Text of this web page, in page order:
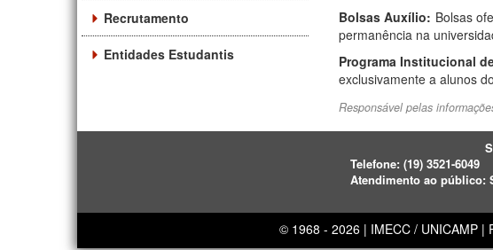
Recrutamento
Entidades Estudantis
Bolsas Auxílio: Bolsas
permanência na
Programa Institucional
exclusivamente a alunos
Responsável pelas
Telefone: (19) 3521-6049
Atendimento ao público:
© 1968 - 2026 | IMECC / UNICAMP |